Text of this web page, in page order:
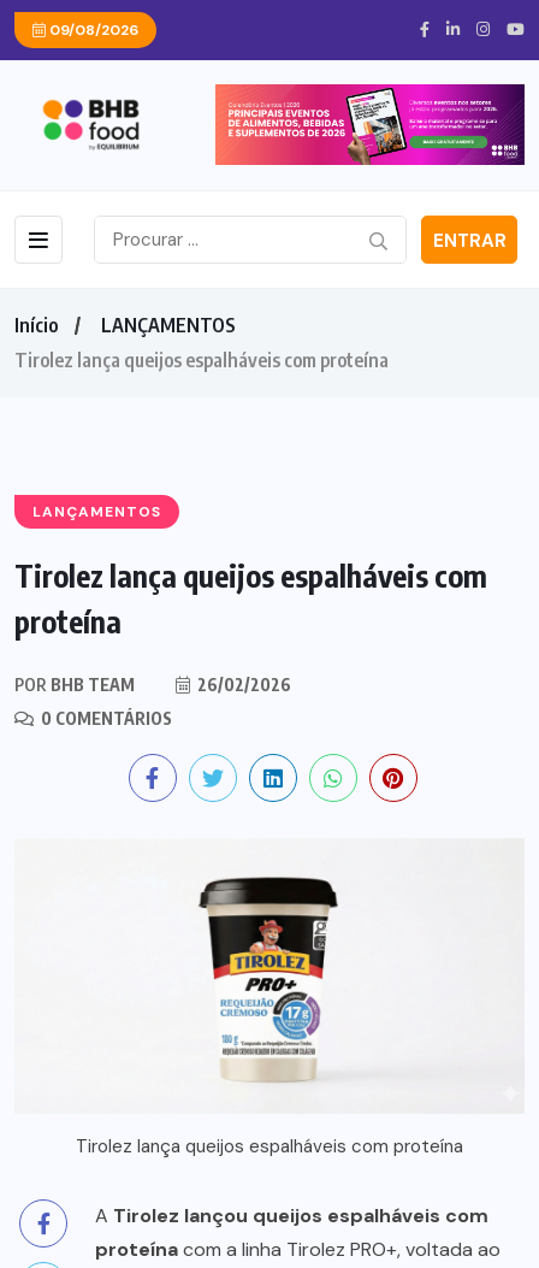
09/08/2026
ENTRAR
Início
LANÇAMENTOS
Tirolez lança queijos espalháveis com proteína
LANÇAMENTOS
Tirolez lança queijos espalháveis com
proteína
POR BHB TEAM
26/02/2026
0 COMENTÁRIOS
Tirolez lança queijos espalháveis com proteína
A Tirolez lançou queijos espalháveis com
proteínacom a linha Tirolez PRO+, voltada ao